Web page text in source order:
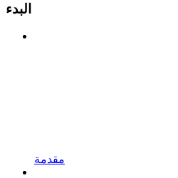
البدء
مقدمة